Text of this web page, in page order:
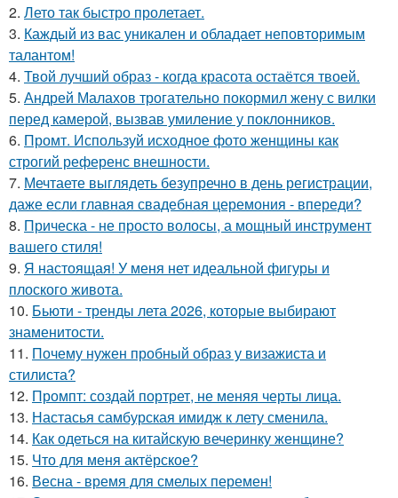
2. Лето так быстро пролетает.
3. Каждый из вас уникален и обладает неповторимым
талантом!
4. Твой лучший образ - когда красота остаётся твоей.
5. Андрей Малахов трогательно покормил жену с вилки
перед камерой, вызвав умиление у поклонников.
6. Промт. Используй исходное фото женщины как
строгий референс внешности.
7. Мечтаете выглядеть безупречно в день регистрации,
даже если главная свадебная церемония - впереди?
8. Прическа - не просто волосы, а мощный инструмент
вашего стиля!
9. Я настоящая! У меня нет идеальной фигуры и
плоского живота.
10. Бьюти - тренды лета 2026, которые выбирают
знаменитости.
11. Почему нужен пробный образ у визажиста и
стилиста?
12. Промпт: создай портрет, не меняя черты лица.
13. Настасья самбурская имидж к лету сменила.
14. Как одеться на китайскую вечеринку женщине?
15. Что для меня актёрское?
16. Весна - время для смелых перемен!